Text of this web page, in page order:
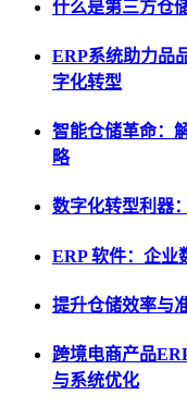
什么是第三方仓
ERP系统助力品
字化转型
智能仓储革命：
略
数字化转型利器
ERP 软件：企业
提升仓储效率与
跨境电商产品
与系统优化